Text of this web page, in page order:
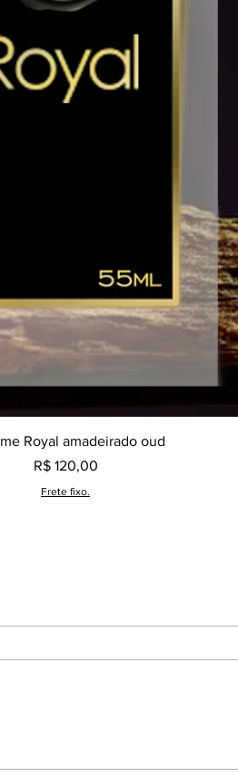
Visualização rápida
Royal amadeirado oud
Preço
R$ 120,00
Frete fixo.